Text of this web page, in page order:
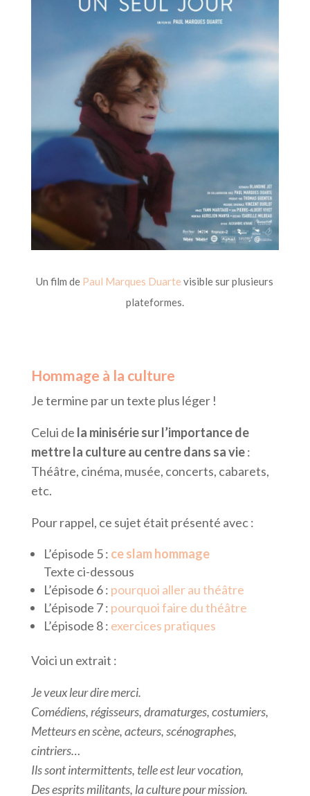
Un film de Paul Marques Duarte visible sur plusieurs
plateformes.
Hommage à la culture
Je termine par un texte plus léger !
Celui de la minisérie sur l’importance de
mettre la culture au centre dans sa vie:
Théâtre, cinéma, musée, concerts, cabarets,
etc.
Pour rappel, ce sujet était présenté avec :
L’épisode 5 : ce slam hommage
Texte ci-dessous
L’épisode 6 : pourquoi aller au théâtre
L’épisode 7 : pourquoi faire du théâtre
L’épisode 8 : exercices pratiques
Voici un extrait :
Je veux leur dire merci.
Comédiens, régisseurs, dramaturges, costumiers,
Metteurs en scène, acteurs, scénographes,
cintriers…
Ils sont intermittents, telle est leur vocation,
Des esprits militants, la culture pour mission.